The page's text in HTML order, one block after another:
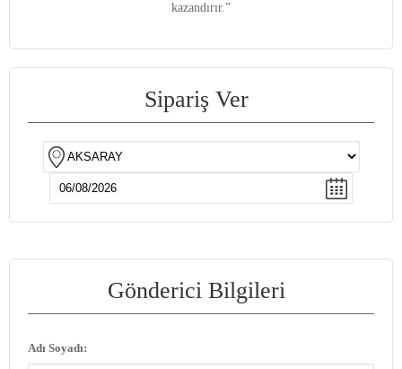
kazandırır.”
Sipariş Ver
Gönderici Bilgileri
Adı Soyadı: